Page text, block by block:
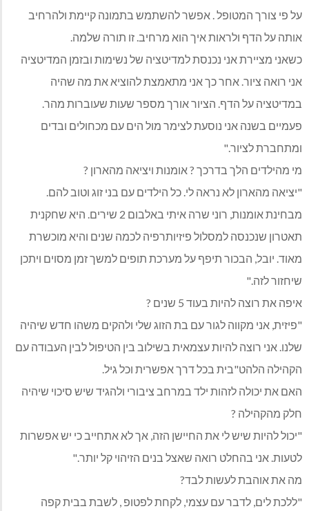
על פי צורך המטופל . אפשר להשתמש בתמונה קיימת ולהרחיב
אותה על הדף ולראות איך הוא מרחיב. זו תורה שלמה.
כשאני מציירת אני נכנסת למדיטציה של נשימות ובזמן המדיטציה
אני רואה ציור. אחר כך אני מתאמצת להוציא את מה שהיה
במדיטציה על הדף. הציור אורך מספר שעות שעוברות מהר.
פעמיים בשנה אני נוסעת לצימר מול הים עם מכחולים ובדים
ומתחברת לציור."
מי מהילדים הלך בדרכך ? אומנות ויציאה מהארון ?
"יציאה מהארון לא נראה לי. כל הילדים עם בני זוג וטוב להם.
מבחינת אומנות, רוני שרה איתי באלבום 2 שירים. היא שחקנית
תאטרון שנכנסה למסלול פיזיותרפיה לכמה שנים והיא מוכשרת
מאוד. יובל, הבכור תיפף על מערכת תופים למשך זמן מסוים ויתכן
שיחזור לזה."
איפה את רוצה להיות בעוד 5 שנים ?
"פיזית, אני מקווה לגור עם בת הזוג שלי ולהקים משהו חדש שיהיה
שלנו. אני רוצה להיות עצמאית בשילוב בין הטיפול לבין העבודה עם
הקהילה הלהט"בית בכל דרך אפשרית וכל גיל.
האם את יכולה לזהות ילד במרחב ציבורי ולהגיד שיש סיכוי שיהיה
חלק מהקהילה ?
"יכול להיות שיש לי את החיישן הזה, אך לא אתחייב כי יש אפשרות
לטעות. אני בהחלט רואה שאצל בנים הזיהוי קל יותר."
מה את אוהבת לעשות לבד?
"ללכת לים, לדבר עם עצמי, לקחת לפטופ , לשבת בבית קפה